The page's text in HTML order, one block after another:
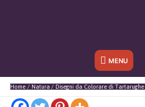
Sotto
l'header
MENU
Home Natura Disegni da Colorare di Tartarughe